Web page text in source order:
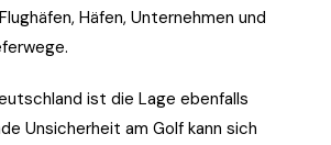
Häfen, Unternehmen und
ist die Lage ebenfalls
Unsicherheit am Golf kann sich